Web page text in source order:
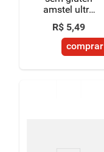
amstel ultra
garrafa 275ml
R$ 5,49
comprar